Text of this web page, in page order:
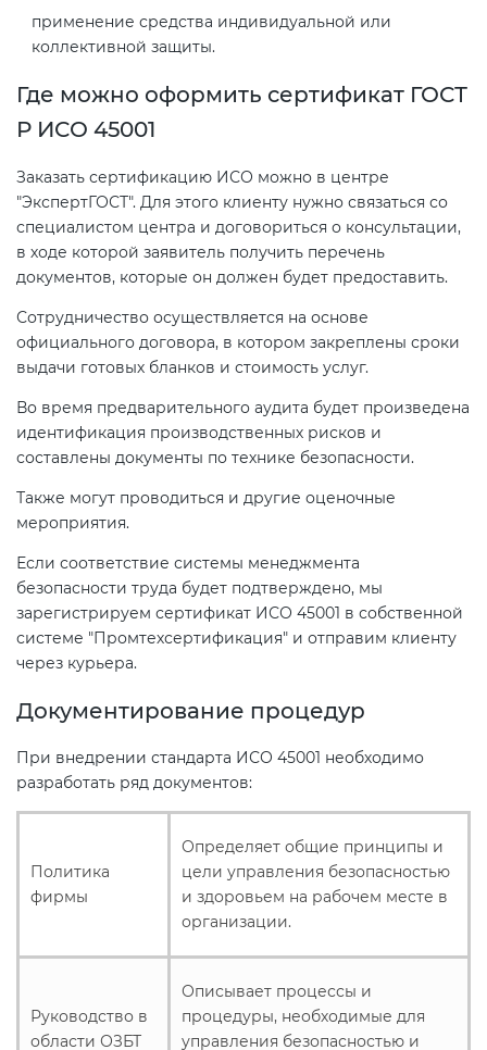
применение средства индивидуальной или
коллективной защиты.
Где можно оформить сертификат ГОСТ
Р ИСО 45001
Заказать сертификацию ИСО можно в центре
"ЭкспертГОСТ". Для этого клиенту нужно связаться со
специалистом центра и договориться о консультации,
в ходе которой заявитель получить перечень
документов, которые он должен будет предоставить.
Сотрудничество осуществляется на основе
официального договора, в котором закреплены сроки
выдачи готовых бланков и стоимость услуг.
Во время предварительного аудита будет произведена
идентификация производственных рисков и
составлены документы по технике безопасности.
Также могут проводиться и другие оценочные
мероприятия.
Если соответствие системы менеджмента
безопасности труда будет подтверждено, мы
зарегистрируем сертификат ИСО 45001 в собственной
системе "Промтехсертификация" и отправим клиенту
через курьера.
Документирование процедур
При внедрении стандарта ИСО 45001 необходимо
разработать ряд документов:
Политика
фирмы
Определяет общие принципы и
цели управления безопасностью
и здоровьем на рабочем месте в
организации.
Руководство в
области ОЗБТ
Описывает процессы и
процедуры, необходимые для
управления безопасностью и